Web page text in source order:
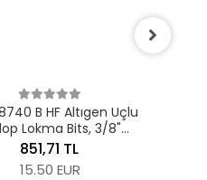
Wera 8740 B HF Altıgen Uçlu
Zyklop Lokma Bits, 3/8"
Soketli, Tutma Fonksiyonlu,
Adet
Sepete Ekle